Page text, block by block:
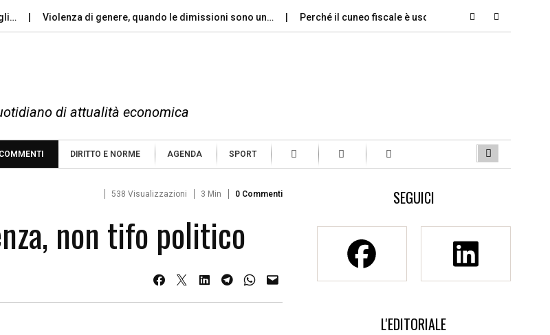
Violenza di genere, quando le dimissioni sono un… Perché il cuneo fiscale è uscito dal dibattito…
di attualità economica
COMMENTI DIRITTO E NORME AGENDA SPORT
538 Visualizzazioni 3 Min 0 Commenti
non tifo politico
SEGUICI
L'EDITORIALE